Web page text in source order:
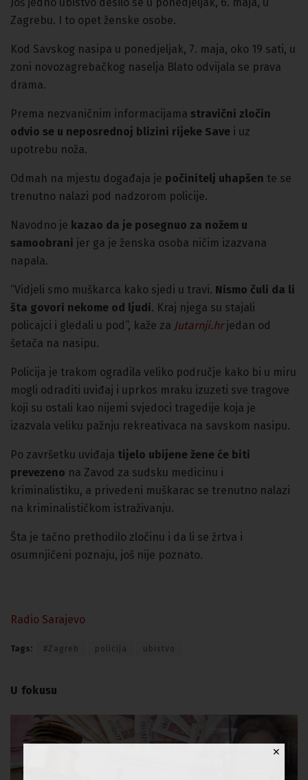
Zagrebu. I to opet ženske osobe.
Kod Savskog nasipa u ponedjeljak, 7. maja, oko 19 sati, u
zoni novozagrebačkog naselja Blato odvijala se prava
drama.
Prema nezvaničnim informacijama stravični zločin
odvio se u neposrednoj blizini rijeke Save i uz
upotrebu noža.
Odmah na mjestu događaja je počinitelj uhapšen te se
trenutno nalazi pod nadzorom policije.
Navodno je kazao da je posegnuo za nožem u
samoobrani jer ga je ženska osoba ničim izazvana
napala.
“Vidjeli smo muškarca kako sjedi u travi. Nismo čuli da li
šta govori nekome od ljudi. Kraj njega su stajali
policajci i gledali u pod”, kaže za Jutarnji.hrjedan od
šetača na nasipu.
Policija je trakom ogradila veliko područje kako bi u miru
mogli odraditi uviđaj i uprkos mraku izuzeti sve tragove
koji su ostali kao nijemi svjedoci tragedije koja je
izazvala veliku pažnju rekreativaca na savskom nasipu.
Po završetku uviđaja tijelo ubijene žene će biti
prevezeno na Zavod za sudsku medicinu i
kriminalistiku, a privedeni muškarac se trenutno nalazi
na kriminalističkom istraživanju.
Šta je tačno prethodilo zločinu i da li se žrtva i
osumnjičeni poznaju, još nije poznato.
Radio Sarajevo
Tags: #Zagreb policija ubistvo
U fokusu
✕